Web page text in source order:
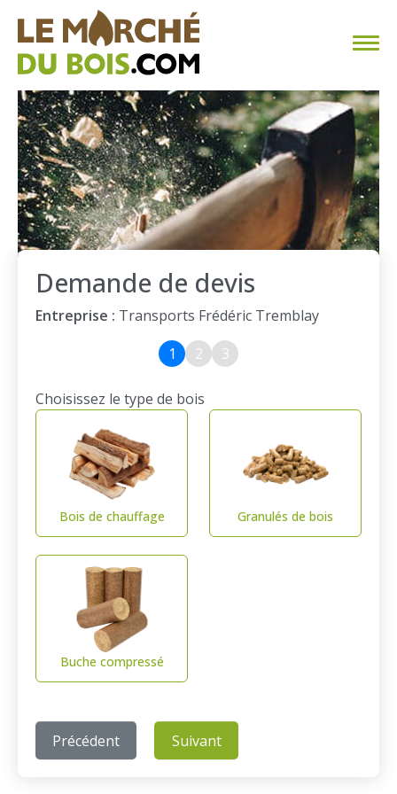
CHAUFFAGE AU BOIS
FAQ
CALCULER SA CONSOMMATION
TROUVER SON FOURNISSEUR
BLOG
ESPACE PRO
Demande de devis
Entreprise : Transports Frédéric Tremblay
1
2 3
Choisissez le type de bois
Bois de chauffage Granulés de bois
Buche compressé
Précédent Suivant